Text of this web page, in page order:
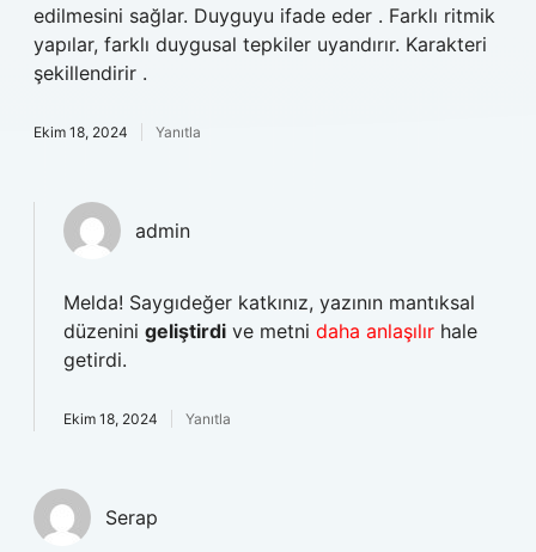
edilmesini sağlar. Duyguyu ifade eder . Farklı ritmik
yapılar, farklı duygusal tepkiler uyandırır. Karakteri
şekillendirir .
Ekim 18, 2024 Yanıtla
admin
Melda! Saygıdeğer katkınız, yazının mantıksal
düzenini geliştirdi ve metni daha anlaşılır hale
getirdi.
Ekim 18, 2024 Yanıtla
Serap